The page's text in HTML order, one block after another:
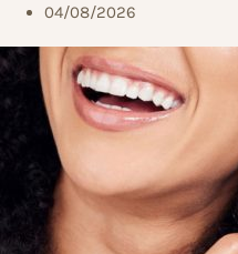
04/08/2026